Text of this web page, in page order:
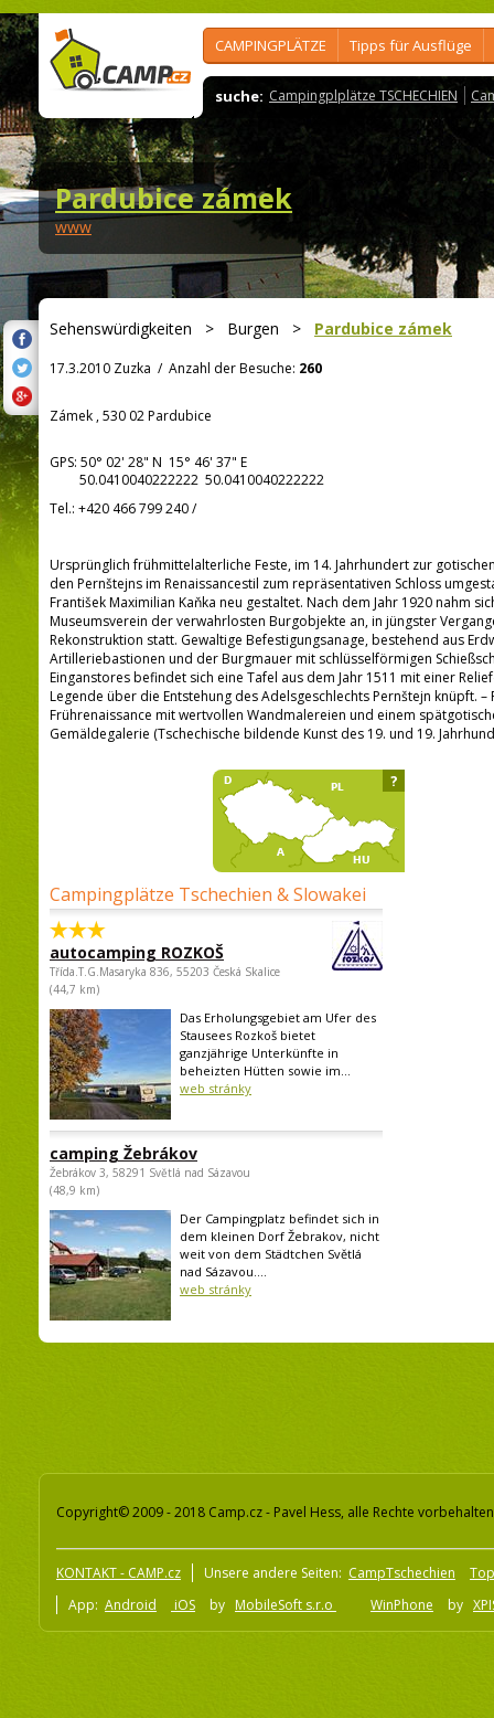
CAMPINGPLÄTZE Tipps für Ausflüge
suche: Campingplplätze TSCHECHIEN
Pardubice zámek
www
Sehenswürdigkeiten > Burgen > Pardubice zámek
17.3.2010 Zuzka / Anzahl der Besuche: 260
Zámek , 530 02 Pardubice
GPS: 50° 02' 28" N 15° 46' 37" E
50.0410040222222 50.0410040222222
Tel.: +420 466 799 240/
Ursprünglich frühmittelalterliche Feste, im 14. Jahrhundert zur
den Pernštejns im Renaissancestil zum repräsentativen Schloss
František Maximilian Kaňka neu gestaltet. Nach dem Jahr 1920 nahm
Museumsverein der verwahrlosten Burgobjekte an, in jüngster
Rekonstruktion statt. Gewaltige Befestigungsanage, bestehend aus
Artilleriebastionen und der Burgmauer mit schlüsselförmigen
Einganstores befindet sich eine Tafel aus dem Jahr 1511 mit einer
Legende über die Entstehung des Adelsgeschlechts Pernštejn knüpft. –
Frührenaissance mit wertvollen Wandmalereien und einem
Gemäldegalerie (Tschechische bildende Kunst des 19. und 19.
Campingplätze Tschechien & Slowakei
autocamping ROZKOŠ
Třída.T.G.Masaryka 836, 55203 Česká Skalice
(44,7 km)
Das Erholungsgebiet am Ufer des
Stausees Rozkoš bietet
ganzjährige Unterkünfte in
beheizten Hütten sowie im...
web stránky
camping Žebrákov
Žebrákov 3, 58291 Světlá nad Sázavou
(48,9 km)
Der Campingplatz befindet sich in
dem kleinen Dorf Žebrakov, nicht
weit von dem Städtchen Světlá
nad Sázavou....
web stránky
?
Copyright© 2009 - 2018 Camp.cz - Pavel Hess, alle Rechte vorbehalten
KONTAKT - CAMP.cz Unsere andere Seiten: CampTschechien
App: Android iOS by MobileSoft s.r.o WinPhone by